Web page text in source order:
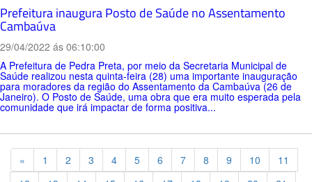
Prefeitura inaugura Posto de Saúde no Assentamento
Cambaúva
29/04/2022 ás 06:10:00
A Prefeitura de Pedra Preta, por meio da Secretaria Municipal de
Saúde realizou nesta quinta-feira (28) uma importante inauguração
para moradores da região do Assentamento da Cambaúva (26 de
Janeiro). O Posto de Saúde, uma obra que era muito esperada pela
comunidade que irá impactar de forma positiva...
« Previous
1 2 3 4 5 6 7 8 9 10
11